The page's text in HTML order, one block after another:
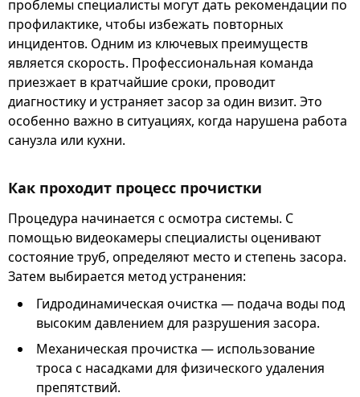
проблемы специалисты могут дать рекомендации по
профилактике, чтобы избежать повторных
инцидентов. Одним из ключевых преимуществ
является скорость. Профессиональная команда
приезжает в кратчайшие сроки, проводит
диагностику и устраняет засор за один визит. Это
особенно важно в ситуациях, когда нарушена работа
санузла или кухни.
Как проходит процесс прочистки
Процедура начинается с осмотра системы. С
помощью видеокамеры специалисты оценивают
состояние труб, определяют место и степень засора.
Затем выбирается метод устранения:
Гидродинамическая очистка — подача воды под
высоким давлением для разрушения засора.
Механическая прочистка — использование
троса с насадками для физического удаления
препятствий.